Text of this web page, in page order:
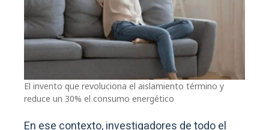
El invento que revoluciona el aislamiento término y
reduce un 30% el consumo energético
En ese contexto, investigadores de todo el